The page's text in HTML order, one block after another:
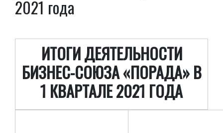
2021 года
ИТОГИ ДЕЯТЕЛЬНОСТИ
БИЗНЕС-СОЮЗА «ПОРАДА» В
1 КВАРТАЛЕ 2021 ГОДА